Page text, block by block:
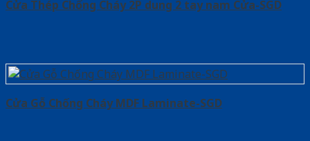
Cửa Thép Chống Cháy 2P dung 2 tay nam Cửa-SGD
Cửa Gỗ Chống Cháy MDF Laminate-SGD